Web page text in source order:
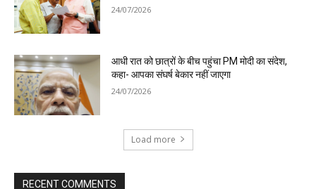
24/07/2026
आधी रात को छात्रों के बीच पहुंचा PM मोदी का संदेश,
कहा- आपका संघर्ष बेकार नहीं जाएगा
24/07/2026
Load more
RECENT COMMENTS